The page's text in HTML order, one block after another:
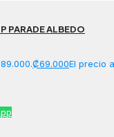
PARADE ALBEDO
₡69.000El precio